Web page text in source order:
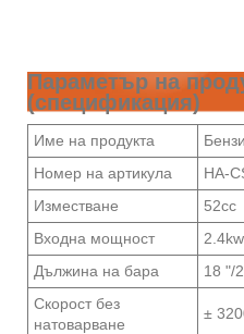
Параметър на
(спецификация)
Име на продукта
Номер на артикула
HA-
Изместване
52cc
Входна мощност
2.4kw
Дължина на бара
18 "/
Скорост без
натоварване
±